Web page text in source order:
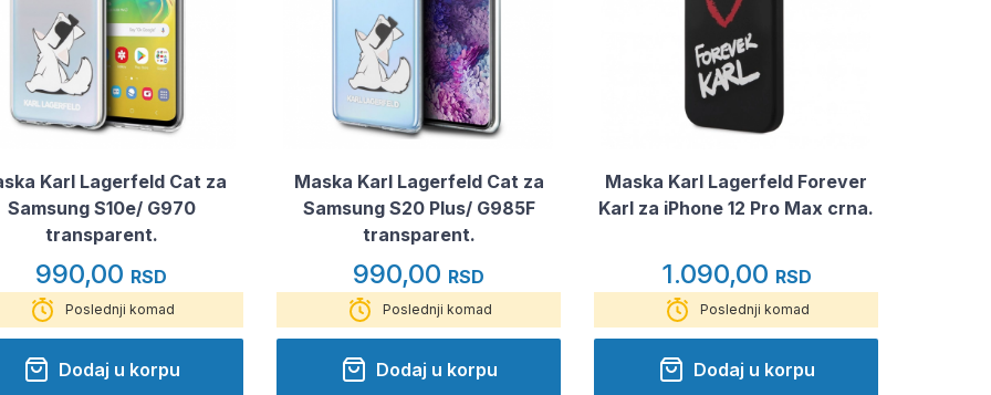
Karl Lagerfeld Cat za
Samsung S10e/ G970
transparent.
990,00 RSD
Poslednji komad
Dodaj u korpu
Maska Karl Lagerfeld Cat za
Samsung S20 Plus/ G985F
transparent.
990,00 RSD
Poslednji komad
Dodaj u korpu
Maska Karl Lagerfeld Forever
Karl za iPhone 12 Pro Max crna.
1.090,00 RSD
Poslednji komad
Dodaj u korpu